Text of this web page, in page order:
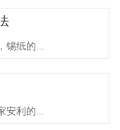
锡纸的...
安利的...